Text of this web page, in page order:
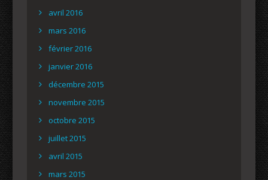
avril 2016
mars 2016
février 2016
janvier 2016
décembre 2015
novembre 2015
octobre 2015
juillet 2015
avril 2015
mars 2015